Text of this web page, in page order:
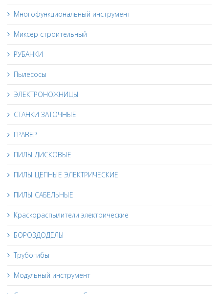
Многофункциональный инструмент
Миксер строительный
РУБАНКИ
Пылесосы
ЭЛЕКТРОНОЖНИЦЫ
СТАНКИ ЗАТОЧНЫЕ
ГРАВЁР
ПИЛЫ ДИСКОВЫЕ
ПИЛЫ ЦЕПНЫЕ ЭЛЕКТРИЧЕСКИЕ
ПИЛЫ САБЕЛЬНЫЕ
Краскораспылители электрические
БОРОЗДОДЕЛЫ
Трубогибы
Модульный инструмент